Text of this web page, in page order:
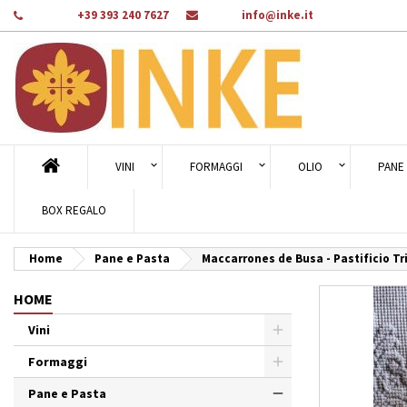
+39 393 240 7627 info@inke.it
VINI FORMAGGI OLIO PANE
BOX REGALO
Home Pane e Pasta Maccarrones de Busa - Pastificio
HOME
Vini
Formaggi
Pane e Pasta